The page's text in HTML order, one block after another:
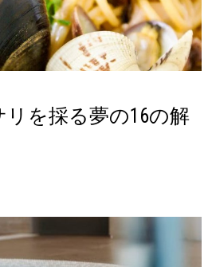
リを採る夢の16の解